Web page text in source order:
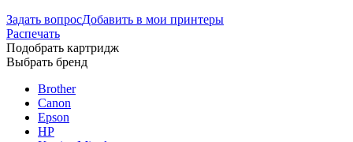
Задать вопросДобавить в мои принтеры
Распечать
Подобрать картридж
Выбрать бренд
Brother
Canon
Epson
HP